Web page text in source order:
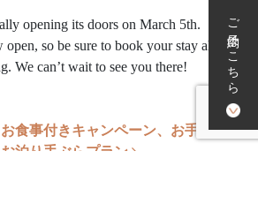
opening its doors on March 5th.
open, so be sure to book your stay ahead
We can’t wait to see you there!
お食事付きキャンペーン、お手軽
お泊り手ぶらプラン
ご予約はこちら